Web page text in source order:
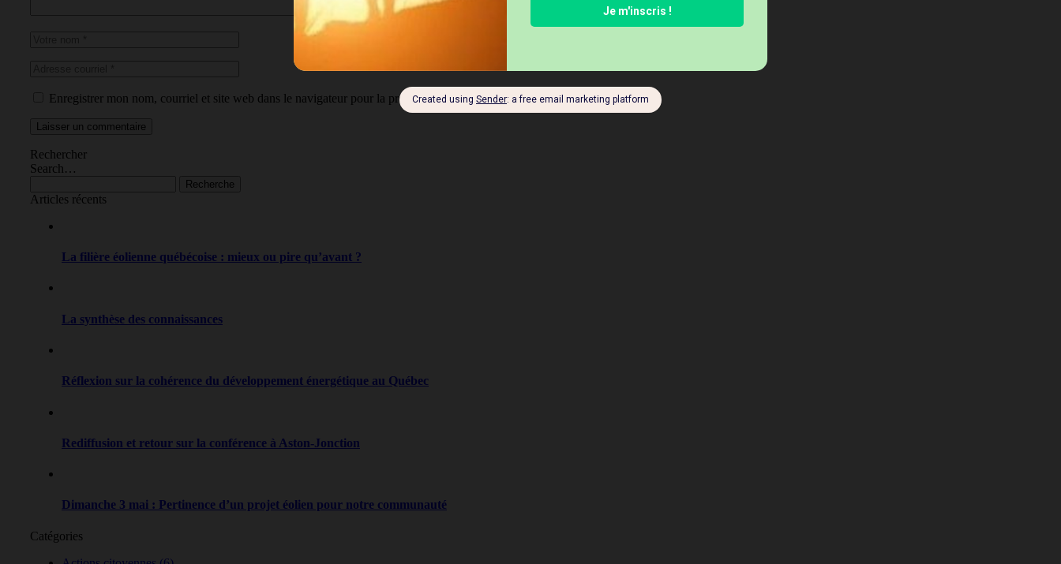
Enregistrer mon nom, courriel et site web dans le navigateur pour la prochaine fois que je commenterai.
Laisser un commentaire
Rechercher
Search…
Recherche
Articles récents
La filière éolienne québécoise : mieux ou pire qu’avant ?
La synthèse des connaissances
Réflexion sur la cohérence du développement énergétique au Québec
Rediffusion et retour sur la conférence à Aston-Jonction
Dimanche 3 mai : Pertinence d’un projet éolien pour notre communauté
Catégories